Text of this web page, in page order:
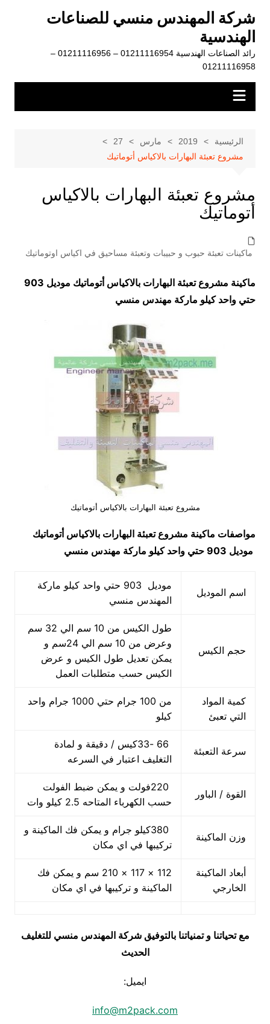
المحتوى
شركة المهندس منسي للصناعات
الهندسية
رائد الصناعات الهندسية 01211116954 – 01211116956 –
01211116958
الرئيسية 2019 مارس
27
مشروع تعبئة البهارات بالاكياس أتوماتيك
مشروع تعبئة البهارات بالاكياس
أتوماتيك
ماكينات تعبئة حبوب و حبيبات وتعبئة مساحيق في اكياس اوتوماتيك
ماكينة مشروع تعبئة البهارات بالاكياس أتوماتيك موديل 903
حتي واحد كيلو ماركة مهندس منسي
مشروع تعبئة البهارات بالاكياس أتوماتيك
مواصفات ماكينة مشروع تعبئة البهارات بالاكياس أتوماتيك
موديل 903 حتي واحد كيلو ماركة مهندس منسي
اسم الموديل
موديل 903 حتي واحد كيلو ماركة
المهندس منسي
حجم الكيس
طول الكيس من 10 سم الي 32 سم
وعرض من 10 سم الي 24سم و
يمكن تعديل طول الكيس و عرض
الكيس حسب متطلبات العمل
كمية المواد
التي تعبئ
من 100 جرام حتي 1000 جرام واحد
كيلو
سرعة التعبئة
66 -33كيس / دقيقة و لمادة
التغليف اعتبار في السرعه
القوة / الباور
220فولت و يمكن ضبط الفولت
حسب الكهرباء المتاحه 2.5 كيلو وات
وزن الماكينة
380كيلو جرام و يمكن فك الماكينة و
تركيبها في اي مكان
أبعاد الماكينة
الخارجي
112 × 117 × 210 سم و يمكن فك
الماكينة و تركيبها في اي مكان
مع تحياتنا و تمنياتنا بالتوفيق شركة المهندس منسي للتغليف
الحديث
ايميل:
info@m2pack.com